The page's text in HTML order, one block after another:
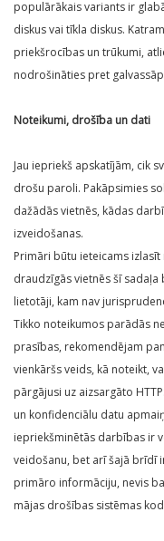
populārākais variants ir
diskus vai tīkla diskus.
priekšrocības un trūkumi,
nodrošināties pret
Noteikumi, drošība un dati
Jau iepriekš apskatījām, cik
drošu paroli. Pakāpsimies
dažādās vietnēs, kādas
izveidošanas.
Primāri būtu ieteicams
draudzīgās vietnēs šī
lietotāji, kam nav
Tikko noteikumos parādās
prasības, rekomendējam
vienkāršs veids, kā noteikt,
pārgājusi uz aizsargāto
un konfidenciālu datu
iepriekšminētās darbības ir
veidošanu, bet arī šajā brīdī
primāro informāciju, nevis
mājas drošības sistēmas